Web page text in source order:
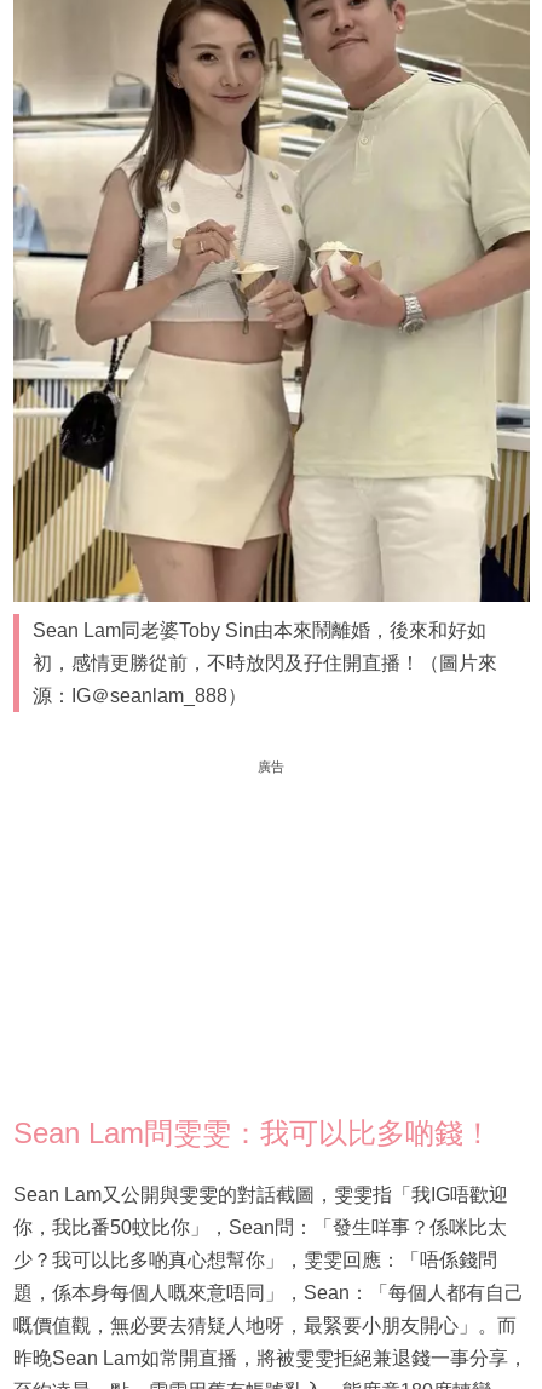
Sean Lam同老婆Toby Sin由本來鬧離婚，後來和好如
初，感情更勝從前，不時放閃及孖住開直播！（圖片來
源：IG＠seanlam_888）
廣告
Sean Lam問雯雯：我可以比多啲錢！
Sean Lam又公開與雯雯的對話截圖，雯雯指「我IG唔歡迎
你，我比番50蚊比你」，Sean問：「發生咩事？係咪比太
少？我可以比多啲真心想幫你」，雯雯回應：「唔係錢問
題，係本身每個人嘅來意唔同」，Sean：「每個人都有自己
嘅價值觀，無必要去猜疑人地呀，最緊要小朋友開心」。而
昨晚Sean Lam如常開直播，將被雯雯拒絕兼退錢一事分享，